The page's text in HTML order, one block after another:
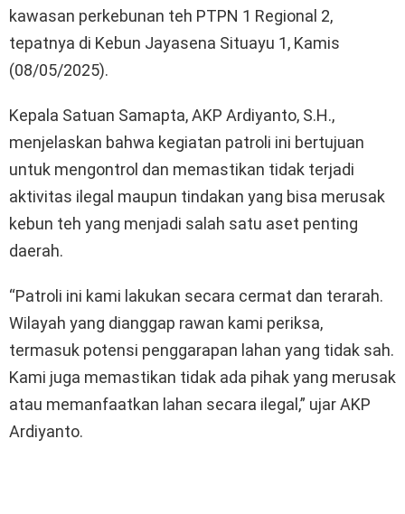
kawasan perkebunan teh PTPN 1 Regional 2,
tepatnya di Kebun Jayasena Situayu 1, Kamis
(08/05/2025).
Kepala Satuan Samapta, AKP Ardiyanto, S.H.,
menjelaskan bahwa kegiatan patroli ini bertujuan
untuk mengontrol dan memastikan tidak terjadi
aktivitas ilegal maupun tindakan yang bisa merusak
kebun teh yang menjadi salah satu aset penting
daerah.
“Patroli ini kami lakukan secara cermat dan terarah.
Wilayah yang dianggap rawan kami periksa,
termasuk potensi penggarapan lahan yang tidak sah.
Kami juga memastikan tidak ada pihak yang merusak
atau memanfaatkan lahan secara ilegal,” ujar AKP
Ardiyanto.